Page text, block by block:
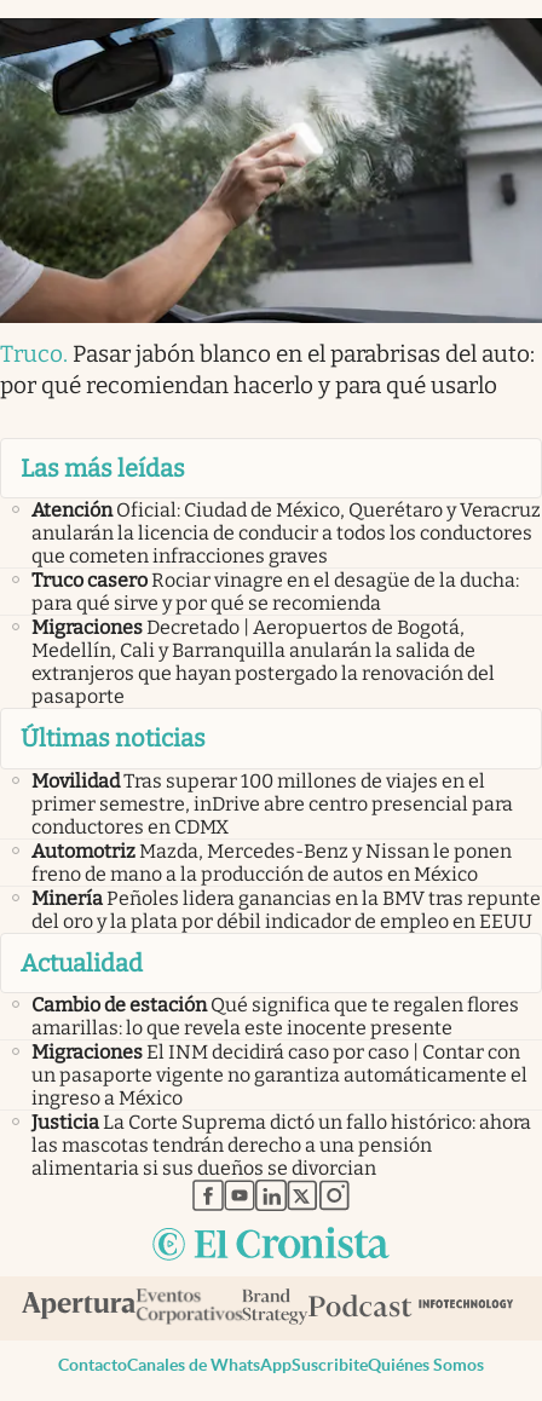
Truco. Pasar jabón blanco en el parabrisas del auto:
por qué recomiendan hacerlo y para qué usarlo
Las más leídas
Atención Oficial: Ciudad de México, Querétaro y Veracruz
anularán la licencia de conducir a todos los conductores
que cometen infracciones graves
Truco caseroRociar vinagre en el desagüe de la ducha:
para qué sirve y por qué se recomienda
MigracionesDecretado | Aeropuertos de Bogotá,
Medellín, Cali y Barranquilla anularán la salida de
extranjeros que hayan postergado la renovación del
pasaporte
Últimas noticias
MovilidadTras superar 100 millones de viajes en el
primer semestre, inDrive abre centro presencial para
conductores en CDMX
AutomotrizMazda, Mercedes-Benz y Nissan le ponen
freno de mano a la producción de autos en México
MineríaPeñoles lidera ganancias en la BMV tras repunte
del oro y la plata por débil indicador de empleo en EEUU
Actualidad
Cambio de estación Qué significa que te regalen flores
amarillas: lo que revela este inocente presente
MigracionesEl INM decidirá caso por caso | Contar con
un pasaporte vigente no garantiza automáticamente el
ingreso a México
JusticiaLa Corte Suprema dictó un fallo histórico: ahora
las mascotas tendrán derecho a una pensión
alimentaria si sus dueños se divorcian
abre en nueva pestaña
abre en nueva pestaña
abre en nueva pestaña
abre en nueva pestaña
abre en nueva pestaña
ContactoCanales de WhatsAppSuscribiteQuiénes Somos